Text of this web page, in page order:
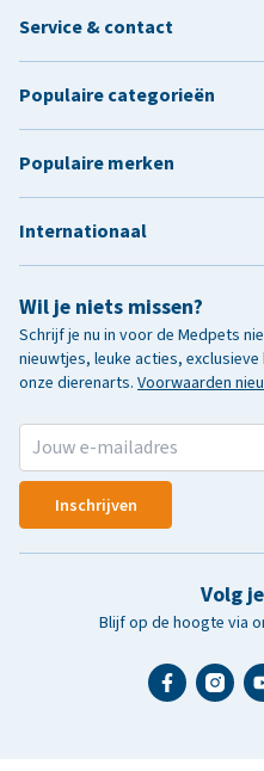
Wil je niets missen?
Schrijf je nu in voor de Medpets
nieuwtjes, leuke acties,
onze dierenarts. Voorwaarden
Inschrijven
Volg
Blijf op de hoogte via
Service & contact
Populaire categorieën
Populaire merken
Internationaal